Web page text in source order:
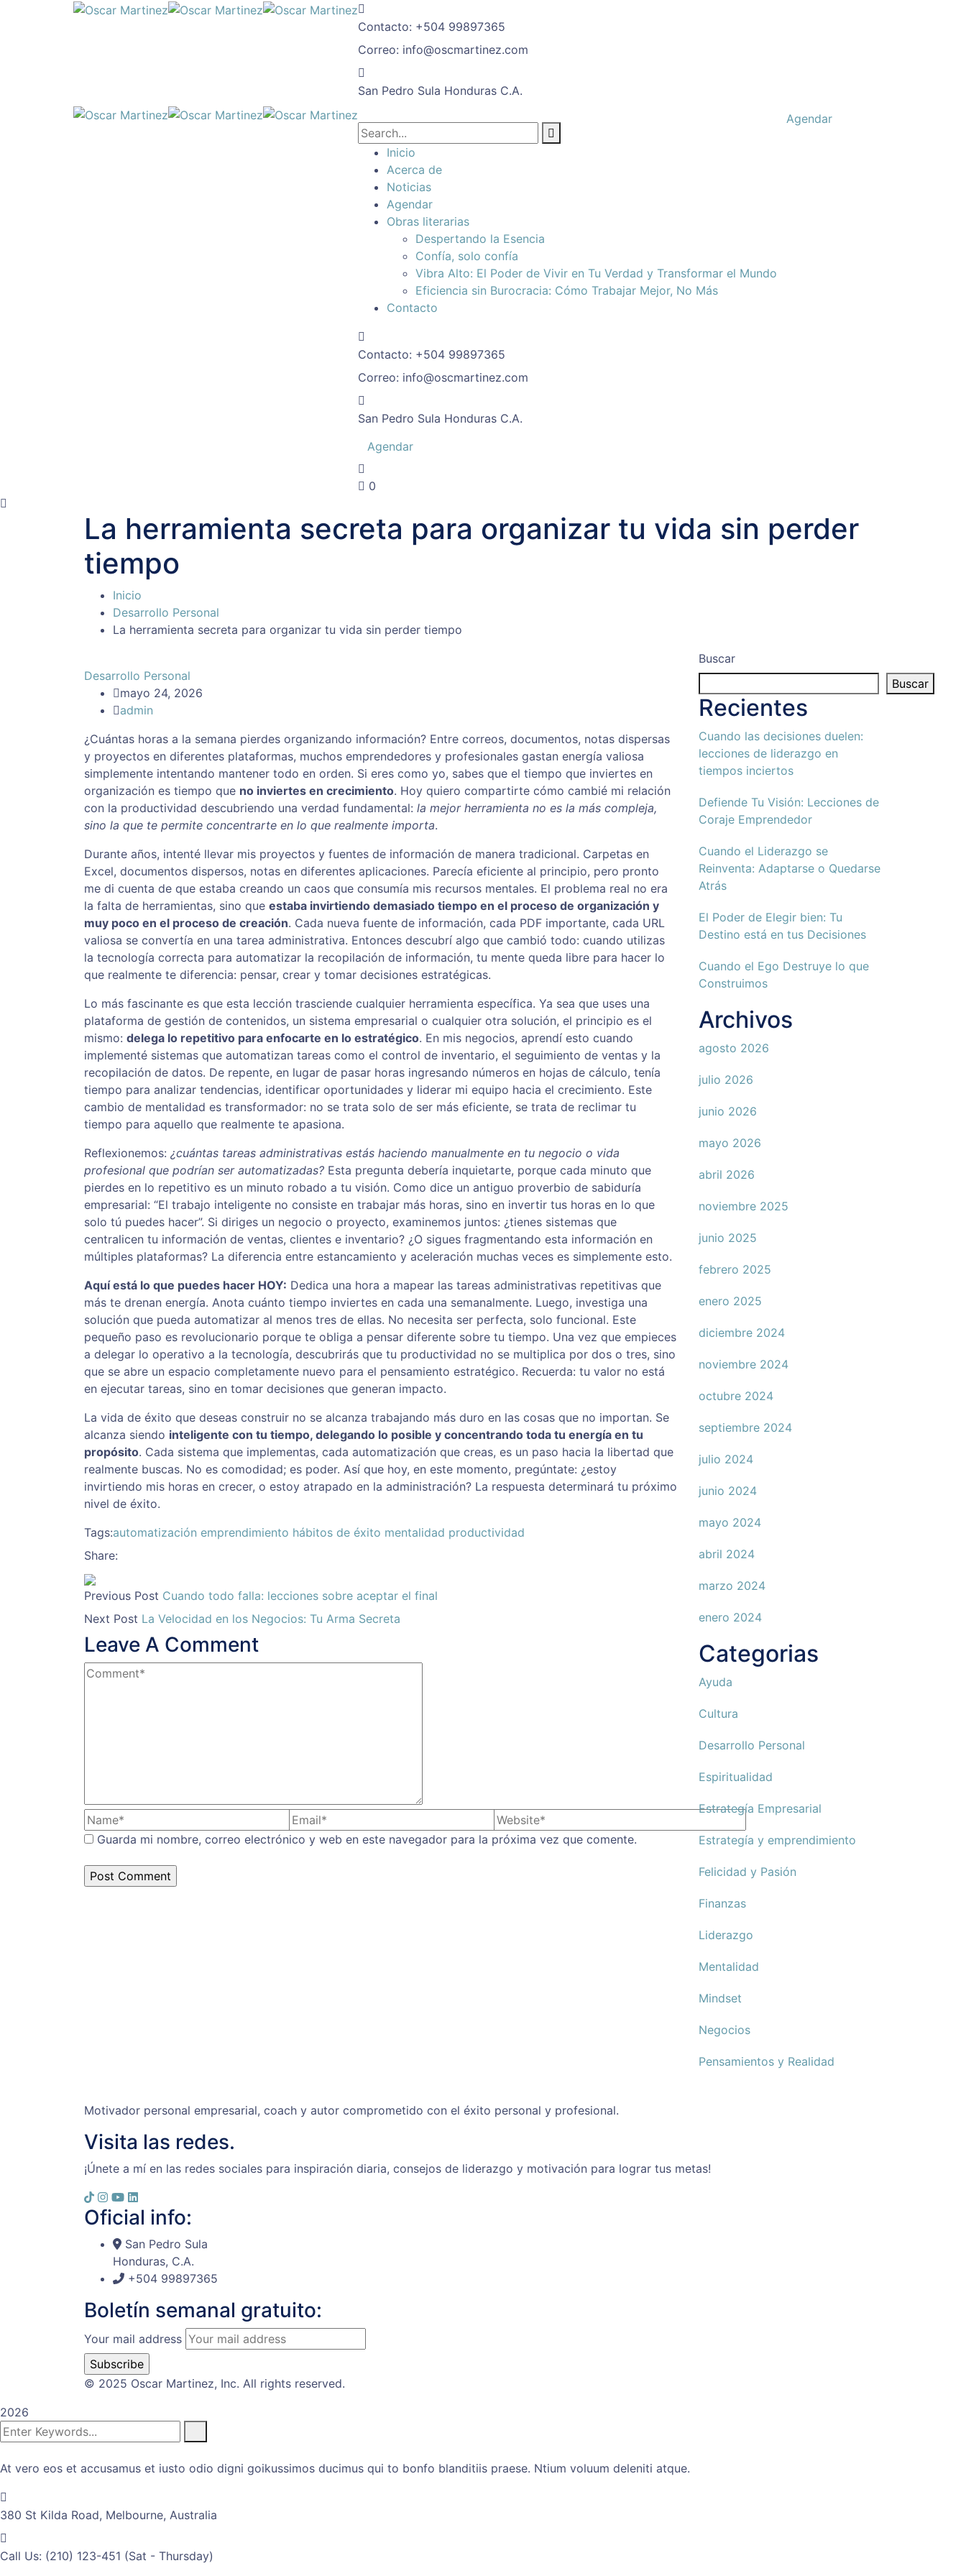
Contacto: +504 99897365
Correo: info@oscmartinez.com
San Pedro Sula Honduras C.A.
Inicio
Acerca de
Noticias
Agendar
Obras literarias
Despertando la Esencia
Confía, solo confía
Vibra Alto: El Poder de Vivir en Tu Verdad y Transformar el Mundo
Eficiencia sin Burocracia: Cómo Trabajar Mejor, No Más
Contacto
Contacto: +504 99897365
Correo: info@oscmartinez.com
San Pedro Sula Honduras C.A.
Agendar
0
Agendar
La herramienta secreta para organizar tu vida sin perder
tiempo
Inicio
Desarrollo Personal
La herramienta secreta para organizar tu vida sin perder tiempo
Desarrollo Personal
mayo 24, 2026
admin
¿Cuántas horas a la semana pierdes organizando información? Entre correos, documentos, notas dispersas
y proyectos en diferentes plataformas, muchos emprendedores y profesionales gastan energía valiosa
simplemente intentando mantener todo en orden. Si eres como yo, sabes que el tiempo que inviertes en
organización es tiempo que no inviertes en crecimiento. Hoy quiero compartirte cómo cambié mi relación
con la productividad descubriendo una verdad fundamental: la mejor herramienta no es la más compleja,
sino la que te permite concentrarte en lo que realmente importa.
Durante años, intenté llevar mis proyectos y fuentes de información de manera tradicional. Carpetas en
Excel, documentos dispersos, notas en diferentes aplicaciones. Parecía eficiente al principio, pero pronto
me di cuenta de que estaba creando un caos que consumía mis recursos mentales. El problema real no era
la falta de herramientas, sino que estaba invirtiendo demasiado tiempo en el proceso de organización y
muy poco en el proceso de creación. Cada nueva fuente de información, cada PDF importante, cada URL
valiosa se convertía en una tarea administrativa. Entonces descubrí algo que cambió todo: cuando utilizas
la tecnología correcta para automatizar la recopilación de información, tu mente queda libre para hacer lo
que realmente te diferencia: pensar, crear y tomar decisiones estratégicas.
Lo más fascinante es que esta lección trasciende cualquier herramienta específica. Ya sea que uses una
plataforma de gestión de contenidos, un sistema empresarial o cualquier otra solución, el principio es el
mismo: delega lo repetitivo para enfocarte en lo estratégico. En mis negocios, aprendí esto cuando
implementé sistemas que automatizan tareas como el control de inventario, el seguimiento de ventas y la
recopilación de datos. De repente, en lugar de pasar horas ingresando números en hojas de cálculo, tenía
tiempo para analizar tendencias, identificar oportunidades y liderar mi equipo hacia el crecimiento. Este
cambio de mentalidad es transformador: no se trata solo de ser más eficiente, se trata de reclimar tu
tiempo para aquello que realmente te apasiona.
Reflexionemos: ¿cuántas tareas administrativas estás haciendo manualmente en tu negocio o vida
profesional que podrían ser automatizadas? Esta pregunta debería inquietarte, porque cada minuto que
pierdes en lo repetitivo es un minuto robado a tu visión. Como dice un antiguo proverbio de sabiduría
empresarial: “El trabajo inteligente no consiste en trabajar más horas, sino en invertir tus horas en lo que
solo tú puedes hacer”. Si diriges un negocio o proyecto, examinemos juntos: ¿tienes sistemas que
centralicen tu información de ventas, clientes e inventario? ¿O sigues fragmentando esta información en
múltiples plataformas? La diferencia entre estancamiento y aceleración muchas veces es simplemente esto.
Aquí está lo que puedes hacer HOY: Dedica una hora a mapear las tareas administrativas repetitivas que
más te drenan energía. Anota cuánto tiempo inviertes en cada una semanalmente. Luego, investiga una
solución que pueda automatizar al menos tres de ellas. No necesita ser perfecta, solo funcional. Este
pequeño paso es revolucionario porque te obliga a pensar diferente sobre tu tiempo. Una vez que empieces
a delegar lo operativo a la tecnología, descubrirás que tu productividad no se multiplica por dos o tres, sino
que se abre un espacio completamente nuevo para el pensamiento estratégico. Recuerda: tu valor no está
en ejecutar tareas, sino en tomar decisiones que generan impacto.
La vida de éxito que deseas construir no se alcanza trabajando más duro en las cosas que no importan. Se
alcanza siendo inteligente con tu tiempo, delegando lo posible y concentrando toda tu energía en tu
propósito. Cada sistema que implementas, cada automatización que creas, es un paso hacia la libertad que
realmente buscas. No es comodidad; es poder. Así que hoy, en este momento, pregúntate: ¿estoy
invirtiendo mis horas en crecer, o estoy atrapado en la administración? La respuesta determinará tu próximo
nivel de éxito.
Tags:automatización emprendimiento hábitos de éxito mentalidad productividad
Share:
Previous Post Cuando todo falla: lecciones sobre aceptar el final
Next Post La Velocidad en los Negocios: Tu Arma Secreta
Leave A Comment
Guarda mi nombre, correo electrónico y web en este navegador para la próxima vez que comente.
Buscar
Buscar
Recientes
Cuando las decisiones duelen:
lecciones de liderazgo en
tiempos inciertos
Defiende Tu Visión: Lecciones de
Coraje Emprendedor
Cuando el Liderazgo se
Reinventa: Adaptarse o Quedarse
Atrás
El Poder de Elegir bien: Tu
Destino está en tus Decisiones
Cuando el Ego Destruye lo que
Construimos
Archivos
agosto 2026
julio 2026
junio 2026
mayo 2026
abril 2026
noviembre 2025
junio 2025
febrero 2025
enero 2025
diciembre 2024
noviembre 2024
octubre 2024
septiembre 2024
julio 2024
junio 2024
mayo 2024
abril 2024
marzo 2024
enero 2024
Categorias
Ayuda
Cultura
Desarrollo Personal
Espiritualidad
Estrategía Empresarial
Estrategía y emprendimiento
Felicidad y Pasión
Finanzas
Liderazgo
Mentalidad
Mindset
Negocios
Pensamientos y Realidad
Motivador personal empresarial, coach y autor comprometido con el éxito personal y profesional.
Visita las redes.
¡Únete a mí en las redes sociales para inspiración diaria, consejos de liderazgo y motivación para lograr tus metas!
Oficial info:
San Pedro Sula
Honduras, C.A.
+504 99897365
Boletín semanal gratuito:
Your mail address
© 2025 Oscar Martinez, Inc. All rights reserved.
2026
At vero eos et accusamus et iusto odio digni goikussimos ducimus qui to bonfo blanditiis praese. Ntium voluum deleniti atque.
380 St Kilda Road, Melbourne, Australia
Call Us: (210) 123-451 (Sat - Thursday)